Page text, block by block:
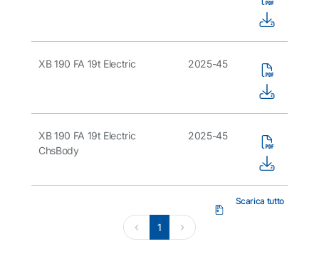
XB 190 FA 19t Electric 2025-45
XB 190 FA 19t Electric
ChsBody
2025-45
1
Scarica tutto